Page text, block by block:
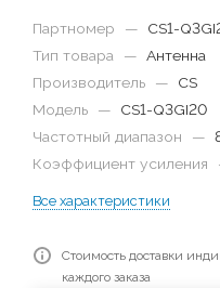
Партномер —
CS1-
Тип товара
— Антенна
Производитель
—
CS
Модель
—
CS1-Q3GI20
Частотный диапазон
—
Коэффициент усиления
Все характеристики
Стоимость доставки
каждого заказа